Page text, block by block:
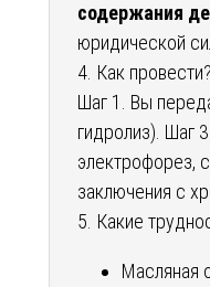
содержания
юридической
4. Как
Шаг 1. Вы
гидролиз). Шаг
электрофорез,
заключения с
5. Какие
Масляная